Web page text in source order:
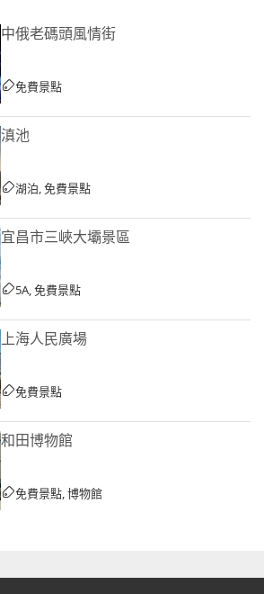
中俄老碼頭風情街
免費景點
滇池
湖泊, 免費景點
宜昌市三峽大壩景區
5A, 免費景點
上海人民廣場
免費景點
和田博物館
免費景點, 博物館